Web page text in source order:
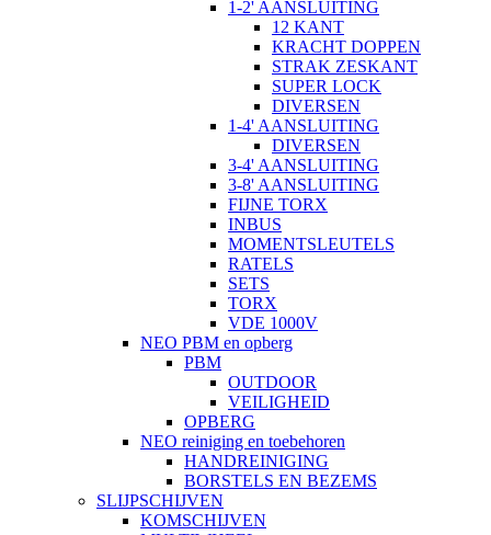
1-2' AANSLUITING
12 KANT
KRACHT DOPPEN
STRAK ZESKANT
SUPER LOCK
DIVERSEN
1-4' AANSLUITING
DIVERSEN
3-4' AANSLUITING
3-8' AANSLUITING
FIJNE TORX
INBUS
MOMENTSLEUTELS
RATELS
SETS
TORX
VDE 1000V
NEO PBM en opberg
PBM
OUTDOOR
VEILIGHEID
OPBERG
NEO reiniging en toebehoren
HANDREINIGING
BORSTELS EN BEZEMS
SLIJPSCHIJVEN
KOMSCHIJVEN